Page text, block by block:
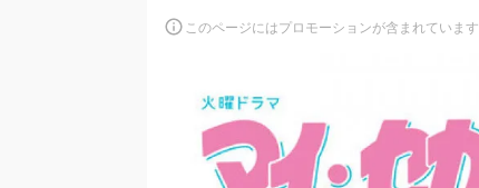
このページにはプロモーションが含まれています